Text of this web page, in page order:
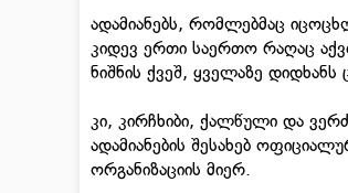
ადამიანებს, რომლებმაც
კიდევ ერთი საერთო რაღაც
ნიშნის ქვეშ, ყველაზე
კი, კირჩხიბი, ქალწული და
ადამიანების შესახებ
ორგანიზაციის მიერ.